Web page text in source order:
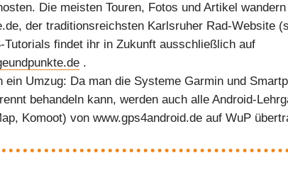
Die meisten Touren, Fotos und Artikel
der traditionsreichsten Karlsruher Rad-Website
Tutorials findet ihr in Zukunft ausschließlich auf
.
ein Umzug: Da man die Systeme Garmin und
behandeln kann, werden auch alle Android-
Komoot) von www.gps4android.de auf WuP